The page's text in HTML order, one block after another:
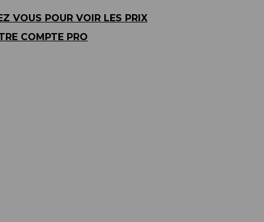
VOUS POUR VOIR LES PRIX
COMPTE PRO